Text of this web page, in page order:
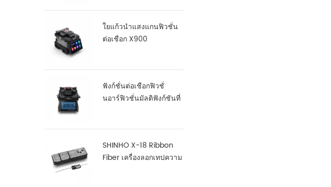
ใยแก้วนำแสงแกนฟิวชั่น
ต่อเชือก X900
ฟังก์ชั่นต่อเชือกฟิวชั่
นอาร์ฟิวชั่นมัลติฟังก์ชันที่
SHINHO X-18 Ribbon
Fiber เครื่องลอกเทปความ